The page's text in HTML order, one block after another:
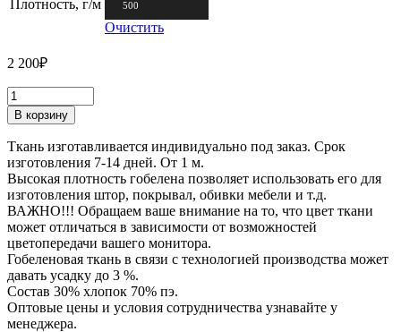
Плотность, г/м 500
Очистить
2 200₽
В корзину
Ткань изготавливается индивидуально под заказ. Срок
изготовления 7-14 дней. От 1 м.
Высокая плотность гобелена позволяет использовать его для
изготовления штор, покрывал, обивки мебели и т.д.
ВАЖНО!!! Обращаем ваше внимание на то, что цвет ткани
может отличаться в зависимости от возможностей
цветопередачи вашего монитора.
Гобеленовая ткань в связи с технологией производства может
давать усадку до 3 %.
Состав 30% хлопок 70% пэ.
Оптовые цены и условия сотрудничества узнавайте у
менеджера.